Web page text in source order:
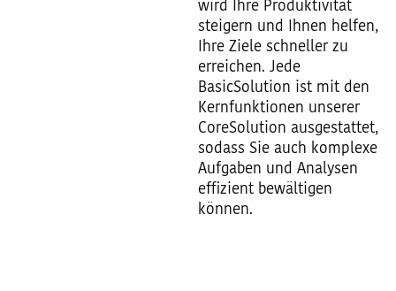
wird Ihre Produktivität
steigern und Ihnen helfen,
Ihre Ziele schneller zu
erreichen. Jede
BasicSolution ist mit den
Kernfunktionen unserer
CoreSolution ausgestattet,
sodass Sie auch komplexe
Aufgaben und Analysen
effizient bewältigen
können.